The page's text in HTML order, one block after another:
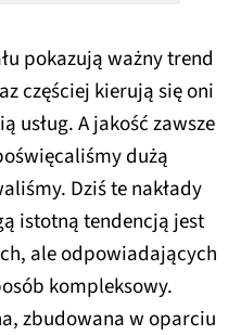
pokazują ważny trend
częściej kierują się oni
usług. A jakość zawsze
dużą
Dziś te nakłady
istotną tendencją jest
ale odpowiadających
kompleksowy.
zbudowana w oparciu